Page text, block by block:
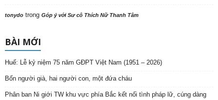
tonydo trong Góp ý với Sư cô Thích Nữ Thanh Tâm
BÀI MỚI
Huế: Lễ kỷ niệm 75 năm GĐPT Việt Nam (1951 – 2026)
Bốn người già, hai người con, một đứa cháu
Phân ban Ni giới TW khu vực phía Bắc kết nối tình pháp lữ, cúng dàng